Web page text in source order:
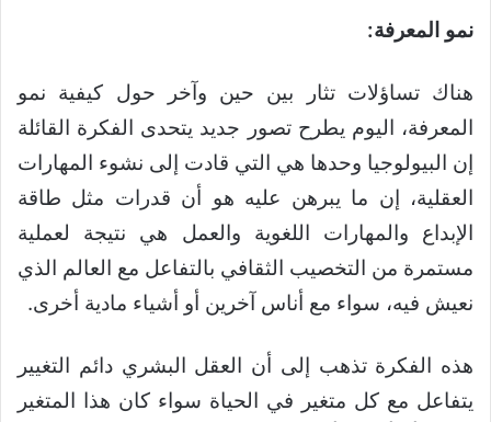
نمو المعرفة:
هناك تساؤلات تثار بين حين وآخر حول كيفية نمو
المعرفة، اليوم يطرح تصور جديد يتحدى الفكرة القائلة
إن البيولوجيا وحدها هي التي قادت إلى نشوء المهارات
العقلية، إن ما يبرهن عليه هو أن قدرات مثل طاقة
الإبداع والمهارات اللغوية والعمل هي نتيجة لعملية
مستمرة من التخصيب الثقافي بالتفاعل مع العالم الذي
نعيش فيه، سواء مع أناس آخرين أو أشياء مادية أخرى.
هذه الفكرة تذهب إلى أن العقل البشري دائم التغيير
يتفاعل مع كل متغير في الحياة سواء كان هذا المتغير